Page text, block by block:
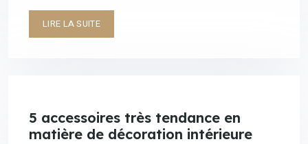
LIRE LA SUITE
5 accessoires très tendance en
matière de décoration intérieure